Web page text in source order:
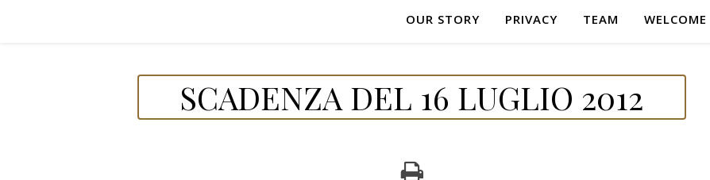
OUR STORY PRIVACY TEAM WELCOME
SCADENZA DEL 16 LUGLIO 2012